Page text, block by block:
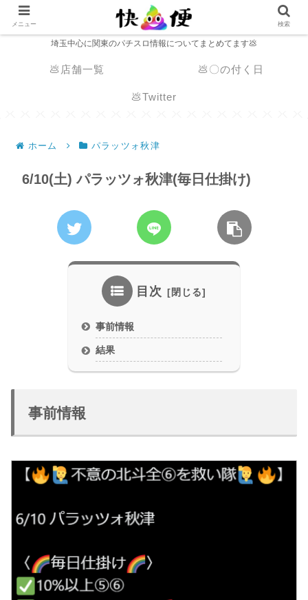
埼玉中心に関東のパチスロ情報についてまとめてます💩
💩店舗一覧 💩〇の付く日
💩Twitter
ホーム パラッツォ秋津
6/10(土) パラッツォ秋津(毎日仕掛け)
目次
事前情報
結果
事前情報
メニュー 検索